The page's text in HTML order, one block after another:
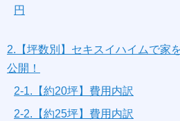
円
2.【坪数別】セキスイハイムで家
公開！
2-1.【約20坪】費用内訳
2-2.【約25坪】費用内訳